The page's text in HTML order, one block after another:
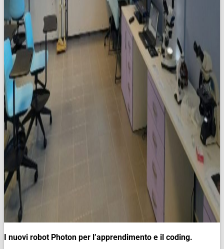
I nuovi robot Photon per l’apprendimento e il coding.